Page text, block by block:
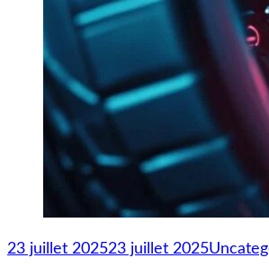
23 juillet 202523 juillet 2025